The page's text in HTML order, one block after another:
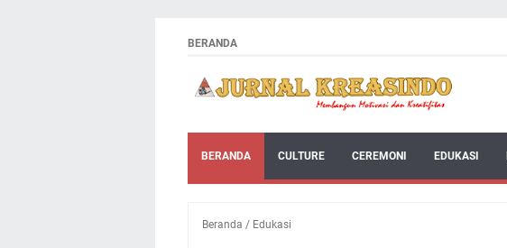
BERANDA
BERANDA CULTURE CEREMONI EDUKASI
Beranda / Edukasi